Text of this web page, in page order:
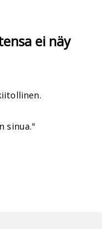
ei näy
sinua."